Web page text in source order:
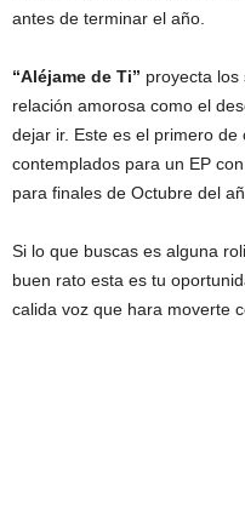
antes de terminar el año.
“Aléjame de Ti” proyecta los
relación amorosa como el
dejar ir. Este es el primero
contemplados para un EP
para finales de Octubre del
Si lo que buscas es alguna
buen rato esta es tu
calida voz que hara moverte